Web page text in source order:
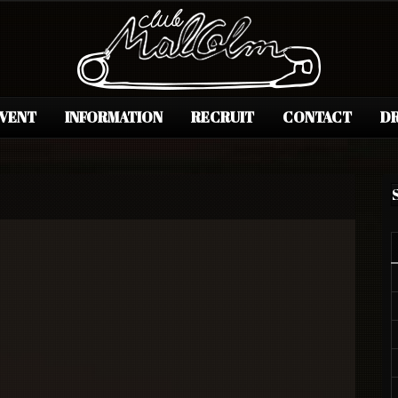
INFORMATION RECRUIT CONTACT